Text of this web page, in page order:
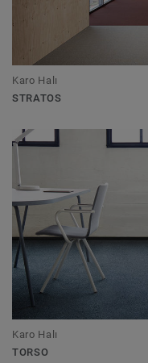
Karo Halı
STRATOS
Karo Halı
TORSO